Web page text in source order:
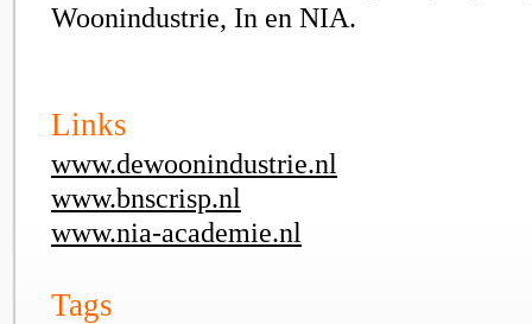
Woonindustrie, In en NIA.
Links
www.dewoonindustrie.nl
www.bnscrisp.nl
www.nia-academie.nl
Tags